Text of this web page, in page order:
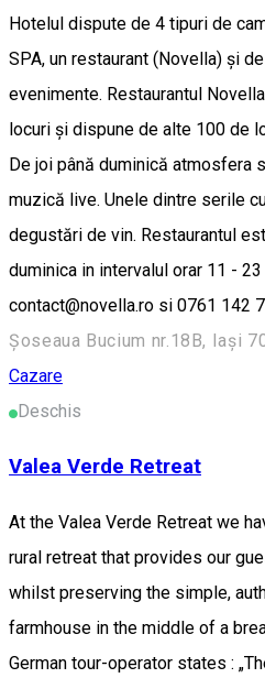
Hotelul dispute de 4 tipuri de
SPA, un restaurant (Novella) și
evenimente. Restaurantul
locuri şi dispune de alte 100 de
De joi până duminică atmosfera
muzică live. Unele dintre serile
degustări de vin. Restaurantul
duminica in intervalul orar 11 -
contact@novella.ro si 0761 142
Șoseaua Bucium nr.18B, Iași
Cazare
Deschis
Valea Verde Retreat
At the Valea Verde Retreat we
rural retreat that provides our
whilst preserving the simple,
farmhouse in the middle of a
German tour-operator states :